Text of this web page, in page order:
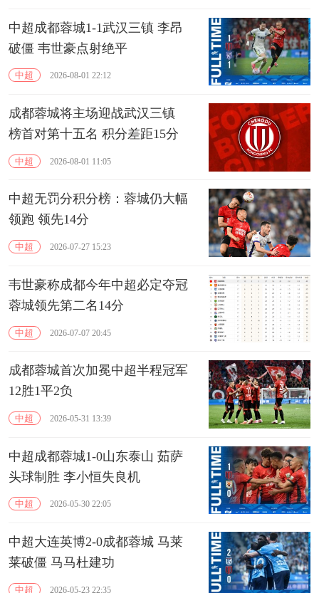
中超成都蓉城1-1武汉三镇 李昂
破僵 韦世豪点射绝平
中超 2026-08-01 22:12
成都蓉城将主场迎战武汉三镇
榜首对第十五名 积分差距15分
中超 2026-08-01 11:05
中超无罚分积分榜：蓉城仍大幅
领跑 领先14分
中超 2026-07-27 15:23
韦世豪称成都今年中超必定夺冠
蓉城领先第二名14分
中超 2026-07-07 20:45
成都蓉城首次加冕中超半程冠军
12胜1平2负
中超 2026-05-31 13:39
中超成都蓉城1-0山东泰山 茹萨
头球制胜 李小恒失良机
中超 2026-05-30 22:05
中超大连英博2-0成都蓉城 马莱
莱破僵 马马杜建功
中超 2026-05-23 22:35